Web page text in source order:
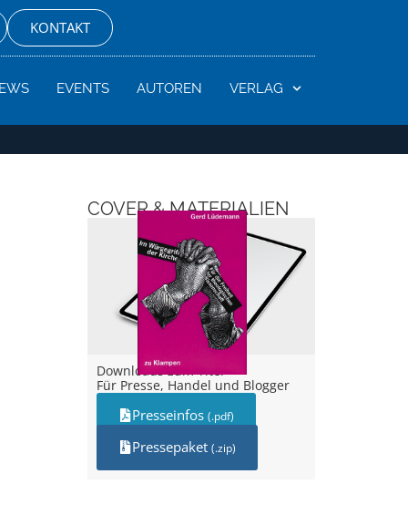
KONTAKT
EVENTS AUTOREN VERLAG
COVER & MATERIALIEN
Downloads zum Titel –
Für Presse, Handel und Blogger
Presseinfos (.pdf)
Pressepaket (.zip)